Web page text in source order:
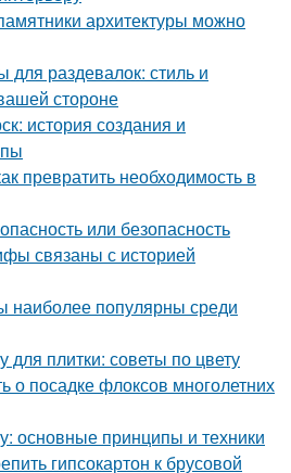
архитектуры можно
раздевалок: стиль и
стороне
история создания и
превратить необходимость в
или безопасность
связаны с историей
наиболее популярны среди
для плитки: советы по цвету
о посадке флоксов многолетних
основные принципы и техники
гипсокартон к брусовой